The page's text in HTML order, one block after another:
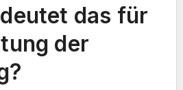
das für
der